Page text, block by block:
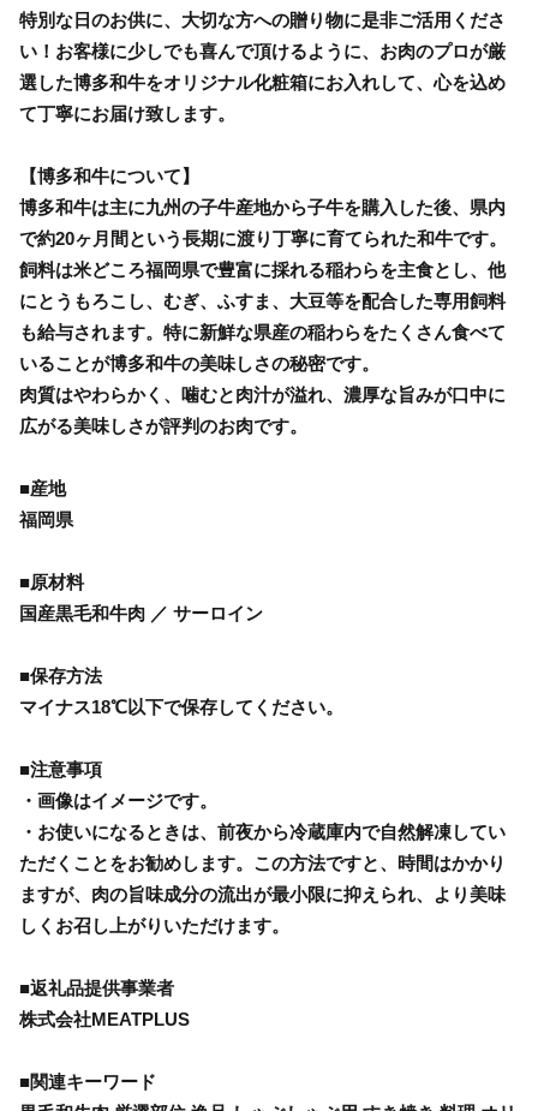
特別な日のお供に、大切な方への贈り物に是非ご活用くださ
い！お客様に少しでも喜んで頂けるように、お肉のプロが厳
選した博多和牛をオリジナル化粧箱にお入れして、心を込め
て丁寧にお届け致します。
【博多和牛について】
博多和牛は主に九州の子牛産地から子牛を購入した後、県内
で約20ヶ月間という長期に渡り丁寧に育てられた和牛です。
飼料は米どころ福岡県で豊富に採れる稲わらを主食とし、他
にとうもろこし、むぎ、ふすま、大豆等を配合した専用飼料
も給与されます。特に新鮮な県産の稲わらをたくさん食べて
いることが博多和牛の美味しさの秘密です。
肉質はやわらかく、噛むと肉汁が溢れ、濃厚な旨みが口中に
広がる美味しさが評判のお肉です。
■産地
福岡県
■原材料
国産黒毛和牛肉 ／ サーロイン
■保存方法
マイナス18℃以下で保存してください。
■注意事項
・画像はイメージです。
・お使いになるときは、前夜から冷蔵庫内で自然解凍してい
ただくことをお勧めします。この方法ですと、時間はかかり
ますが、肉の旨味成分の流出が最小限に抑えられ、より美味
しくお召し上がりいただけます。
■返礼品提供事業者
株式会社MEATPLUS
■関連キーワード